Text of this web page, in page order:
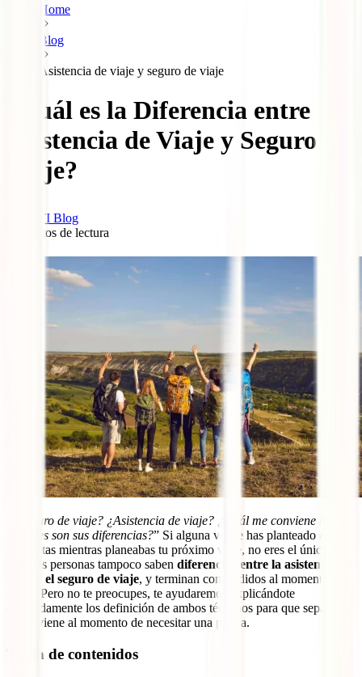
Home
Blog
Asistencia de viaje y seguro de viaje
¿Cuál es la Diferencia entre
Asistencia de Viaje y Seguro de
Viaje?
IATI Blog
minutos de lectura
¿Seguro de viaje? ¿Asistencia de viaje? ¿Cuál me conviene más?
¿Cuáles son sus diferencias?” Si alguna vez te has planteado estas
preguntas mientras planeabas tu próximo viaje, no eres el único.
Muchas personas tampoco saben diferenciar entre la asistencia de
viaje y el seguro de viaje, y terminan confundidos al momento de
elegir. Pero no te preocupes, te ayudaremos explicándote
detalladamente los definición de ambos términos para que sepas cual
te conviene al momento de necesitar una póliza.
Tabla de contenidos